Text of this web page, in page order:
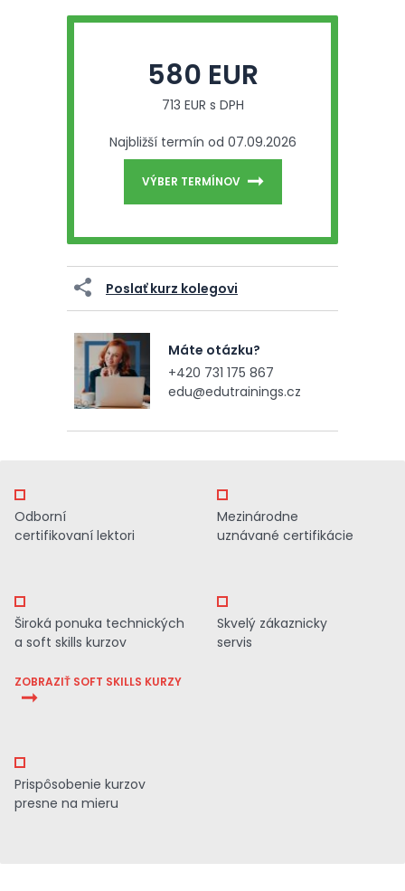
580 EUR
713 EUR s DPH
Najbližší termín od 07.09.2026
VÝBER TERMÍNOV
Poslať kurz kolegovi
Máte otázku?
+420 731 175 867
edu@edutrainings.cz
Odborní
certifikovaní lektori
Mezinárodne
uznávané certifikácie
Široká ponuka technických
a soft skills kurzov
ZOBRAZIŤ SOFT SKILLS KURZY
Skvelý zákaznicky
servis
Prispôsobenie kurzov
presne na mieru